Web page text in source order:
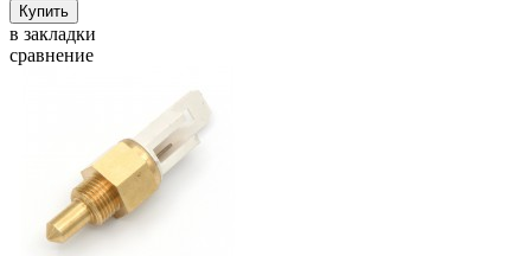
в закладки
сравнение